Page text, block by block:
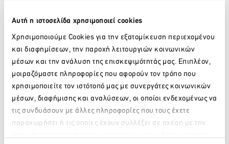
Αυτή η ιστοσελίδα χρησιμοποιεί cookies
Χρησιμοποιούμε Cookies για την εξατομίκευση περιεχομένου
και διαφημίσεων, την παροχή λειτουργιών κοινωνικών
μέσων και την ανάλυση της επισκεψιμότητάς μας. Επιπλέον,
μοιραζόμαστε πληροφορίες που αφορούν τον τρόπο που
χρησιμοποιείτε τον ιστότοπό μας με συνεργάτες κοινωνικών
μέσων, διαφήμισης και αναλύσεων, οι οποίοι ενδεχομένως να
τις συνδυάσουν με άλλες πληροφορίες που τους έχετε
παραχωρήσει ή τις οποίες έχουν συλλέξει σε σχέση με την
Oncology
) και πρόεδρος του συνεδρίου ήταν ο καθηγητής
Luiz P. Kowalski. Παράλληλα και πάλι υπό την διοργάνωση
τηςGoldair Congressδιεξήχθησαν το 23ο Βραζιλιάνικο
Συνέδριο Στοματολογίας και καθώς και το 3ο
Λατινοαμερικάνικο Συνέδριο Καρκίνου Κεφαλής και
Τραχήλου.
Τέλος παράλληλα με την διεξαγωγή του προαναφερθέντος
Παγκοσμίου Συνεδρίου στην Βραζιλία ηGoldair Congress
είχε αναλάβει και διεκπεραίωσε με επίσης μεγάλη επιτυχία
την ίδια περίοδο και συγκεκριμένα 6-9 Ιουλίου, το 22